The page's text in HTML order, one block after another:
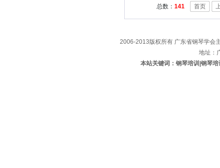
总数： 141 首页
2006-2013版权所有 广东省钢琴学会
地址：
本站关键词：钢琴培训|钢琴